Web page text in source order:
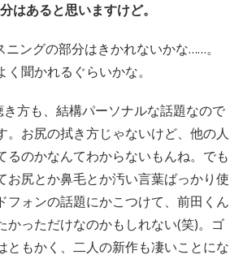
はあると思いますけど。
ニングの部分はきかれないかな……。
聞かれるぐらいかな。
き方も、結構パーソナルな話題なので
。お尻の拭き方じゃないけど、他の人
るのかなんてわからないもんね。でも
お尻とか鼻毛とか汚い言葉ばっかり使
フォンの話題にかこつけて、前田くん
かっただけなのかもしれない(笑)。ゴ
ともかく、二人の新作も凄いことにな